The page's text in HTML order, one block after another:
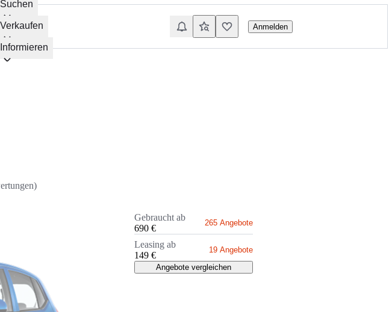
Suchen
Verkaufen
Informieren
Anmelden
)
Gebraucht ab
690 €
265 Angebote
Leasing ab
149 €
19 Angebote
Angebote vergleichen